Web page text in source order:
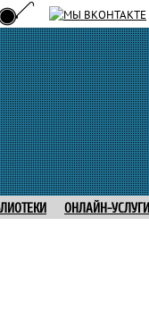
ОНЛАЙН-УСЛУГИ